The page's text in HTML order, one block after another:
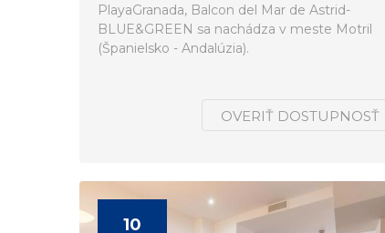
PlayaGranada, Balcon del Mar de Astrid-
BLUE&GREEN sa nachádza v meste Motril
(Španielsko - Andalúzia).
OVERIŤ DOSTUPNOSŤ
10